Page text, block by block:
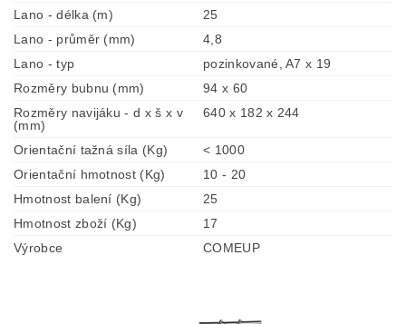
Lano - délka (m)
25
Lano - průměr (mm)
4,8
Lano - typ
pozinkované, A7 x 19
Rozměry bubnu (mm)
94 x 60
Rozměry navijáku - d x š x v
(mm)
640 x 182 x 244
Orientační tažná síla (Kg)
< 1000
Orientační hmotnost (Kg)
10 - 20
Hmotnost balení (Kg)
25
Hmotnost zboží (Kg)
17
Výrobce
COMEUP